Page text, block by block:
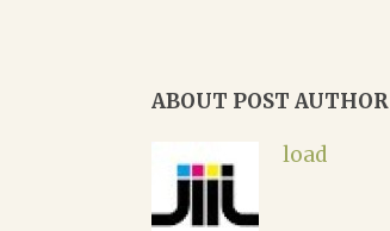
ABOUT POST AUTHOR
load